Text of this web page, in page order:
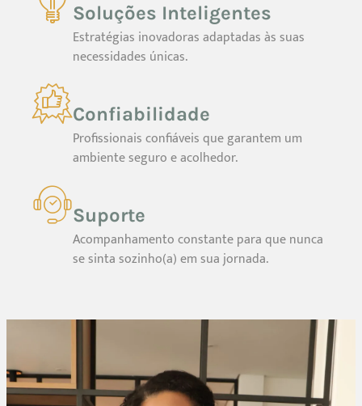
Soluções Inteligentes
Estratégias inovadoras adaptadas às suas
necessidades únicas.
Confiabilidade
Profissionais confiáveis que garantem um
ambiente seguro e acolhedor.
Suporte
Acompanhamento constante para que nunca
se sinta sozinho(a) em sua jornada.